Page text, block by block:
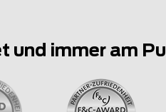
und immer am